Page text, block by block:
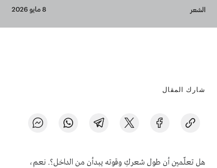
Breadcrumb
الشعر 8 مايو 2026
شارك المقال
هل تعلّمين أن طول شعركِ وقوته يبدأن من الداخل؟. نعم،